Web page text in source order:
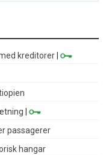
kreditorer |
|
passagerer
hangar